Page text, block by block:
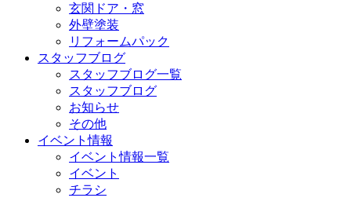
玄関ドア・窓
外壁塗装
リフォームパック
スタッフブログ
スタッフブログ一覧
スタッフブログ
お知らせ
その他
イベント情報
イベント情報一覧
イベント
チラシ